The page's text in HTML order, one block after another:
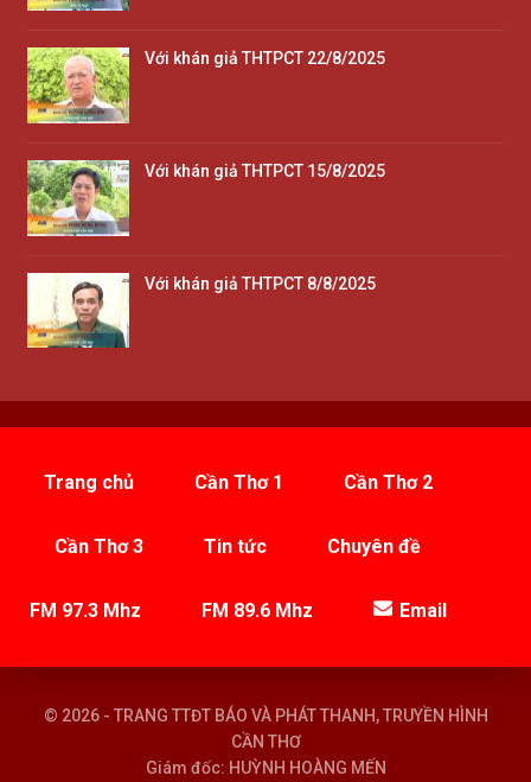
Với khán giả THTPCT 22/8/2025
Với khán giả THTPCT 15/8/2025
Với khán giả THTPCT 8/8/2025
Trang chủ Cần Thơ 1 Cần Thơ 2
Cần Thơ 3 Tin tức Chuyên đề
FM 97.3 Mhz FM 89.6 Mhz Email
© 2026 - TRANG TTĐT BÁO VÀ PHÁT THANH, TRUYỀN HÌNH
CẦN THƠ
Giám đốc: HUỲNH HOÀNG MẾN